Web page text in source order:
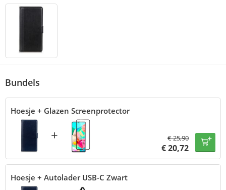
Bundels
Hoesje + Glazen Screenprotector
+ €25,90
€20,72
Hoesje + Autolader USB-C Zwart